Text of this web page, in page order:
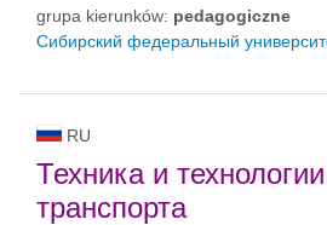
grupa kierunków: pedagogiczne
Сибирский федеральный
RU
Техника и
транспорта